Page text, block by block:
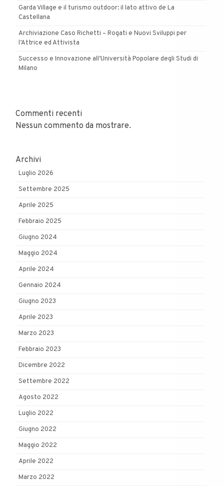
Garda Village e il turismo outdoor: il lato attivo de La
Castellana
Archiviazione Caso Richetti – Rogati e Nuovi Sviluppi per
l’Attrice ed Attivista
Successo e Innovazione all’Università Popolare degli Studi di
Milano
Commenti recenti
Nessun commento da mostrare.
Archivi
Luglio 2026
Settembre 2025
Aprile 2025
Febbraio 2025
Giugno 2024
Maggio 2024
Aprile 2024
Gennaio 2024
Giugno 2023
Aprile 2023
Marzo 2023
Febbraio 2023
Dicembre 2022
Settembre 2022
Agosto 2022
Luglio 2022
Giugno 2022
Maggio 2022
Aprile 2022
Marzo 2022